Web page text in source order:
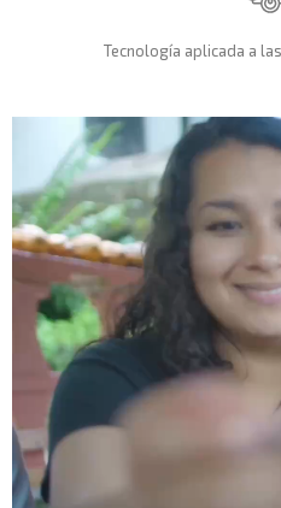
Tecnología aplicada a